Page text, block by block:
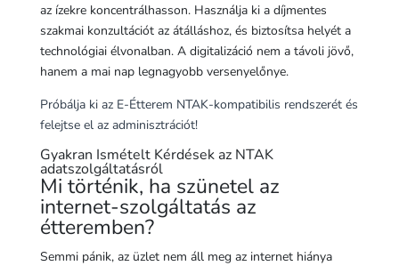
az ízekre koncentrálhasson. Használja ki a díjmentes
szakmai konzultációt az átálláshoz, és biztosítsa helyét a
technológiai élvonalban. A digitalizáció nem a távoli jövő,
hanem a mai nap legnagyobb versenyelőnye.
Próbálja ki az E-Étterem NTAK-kompatibilis rendszerét és
felejtse el az adminisztrációt!
Gyakran Ismételt Kérdések az NTAK
adatszolgáltatásról
Mi történik, ha szünetel az
internet-szolgáltatás az
étteremben?
Semmi pánik, az üzlet nem áll meg az internet hiánya